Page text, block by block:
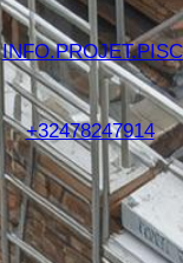
+32478247914